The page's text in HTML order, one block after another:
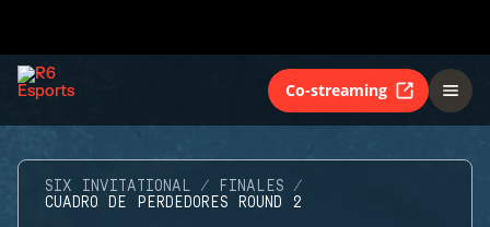
Co-streaming
SIX INVITATIONAL
FINALES
CUADRO DE PERDEDORES ROUND 2